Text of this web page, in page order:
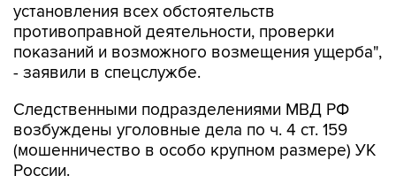
установления всех обстоятельств
противоправной деятельности, проверки
показаний и возможного возмещения ущерба",
- заявили в спецслужбе.
Следственными подразделениями МВД РФ
возбуждены уголовные дела по ч. 4 ст. 159
(мошенничество в особо крупном размере) УК
России.